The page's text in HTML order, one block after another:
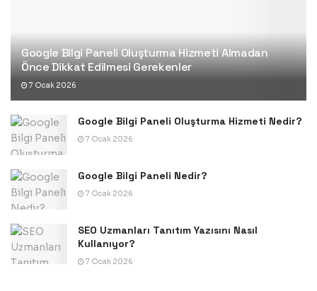
Google Bilgi Paneli Oluşturma Hizmeti Almadan
Önce Dikkat Edilmesi Gerekenler
7 Ocak 2026
Google Bilgi Paneli Oluşturma Hizmeti Nedir?
7 Ocak 2026
Google Bilgi Paneli Nedir?
7 Ocak 2026
SEO Uzmanları Tanıtım Yazısını Nasıl
Kullanıyor?
7 Ocak 2026